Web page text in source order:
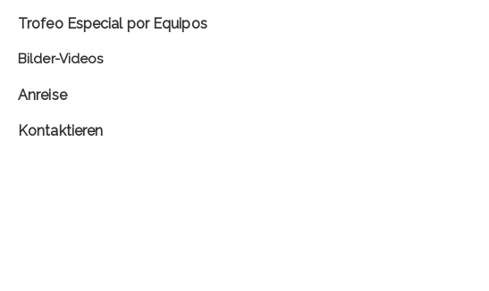
Trofeo Especial por Equipos
Bilder-Videos
Anreise
Kontaktieren